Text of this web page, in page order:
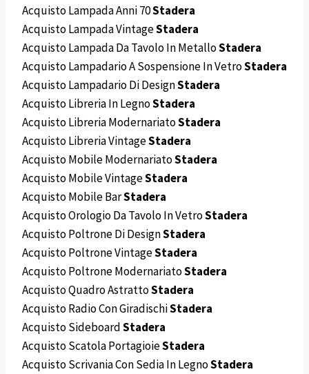
Acquisto Lampada Anni 70Stadera
Acquisto Lampada VintageStadera
Acquisto Lampada Da Tavolo In MetalloStadera
Acquisto Lampadario A Sospensione In VetroStadera
Acquisto Lampadario Di DesignStadera
Acquisto Libreria In LegnoStadera
Acquisto Libreria ModernariatoStadera
Acquisto Libreria VintageStadera
Acquisto Mobile ModernariatoStadera
Acquisto Mobile VintageStadera
Acquisto Mobile BarStadera
Acquisto Orologio Da Tavolo In VetroStadera
Acquisto Poltrone Di DesignStadera
Acquisto Poltrone VintageStadera
Acquisto Poltrone ModernariatoStadera
Acquisto Quadro AstrattoStadera
Acquisto Radio Con GiradischiStadera
Acquisto SideboardStadera
Acquisto Scatola PortagioieStadera
Acquisto Scrivania Con Sedia In LegnoStadera